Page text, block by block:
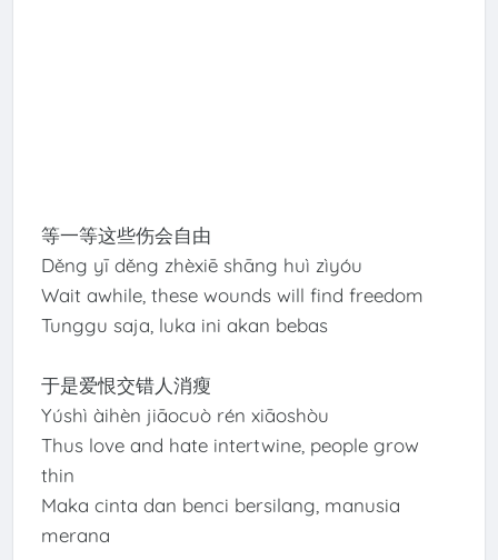
等一等这些伤会自由
Děng yī děng zhèxiē shāng huì zìyóu
Wait awhile, these wounds will find freedom
Tunggu saja, luka ini akan bebas
于是爱恨交错人消瘦
Yúshì àihèn jiāocuò rén xiāoshòu
Thus love and hate intertwine, people grow
thin
Maka cinta dan benci bersilang, manusia
merana